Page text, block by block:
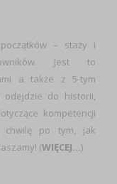
– staży i
Jest to
a także z 5-tym
odejdzie do historii,
kompetencji
chwilę po tym, jak
(WIĘCEJ…)